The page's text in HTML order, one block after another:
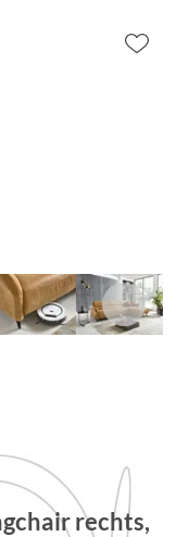
rechts,